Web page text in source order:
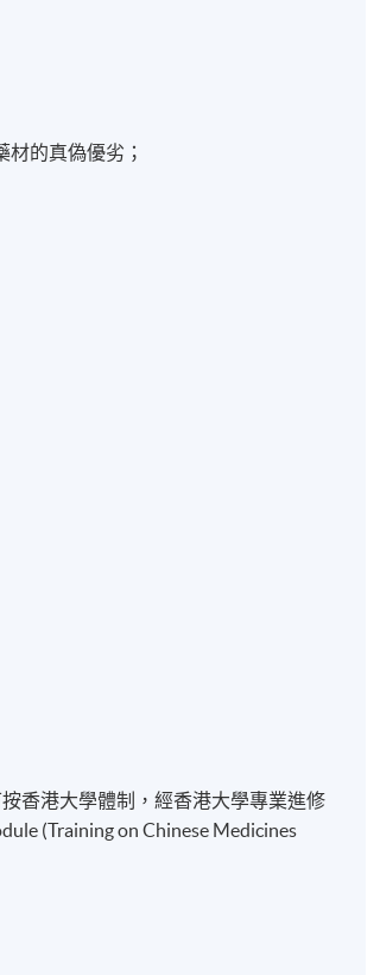
的真偽優劣；
香港大學體制，經香港大學專業進修
(Training on Chinese Medicines